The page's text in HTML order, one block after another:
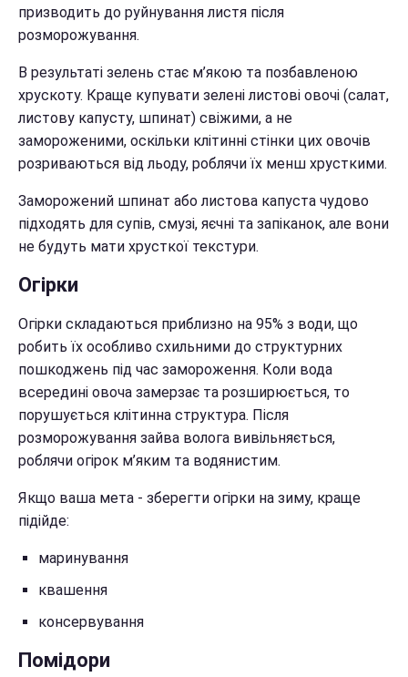
призводить до руйнування листя після
розморожування.
В результаті зелень стає м’якою та позбавленою
хрускоту. Краще купувати зелені листові овочі (салат,
листову капусту, шпинат) свіжими, а не
замороженими, оскільки клітинні стінки цих овочів
розриваються від льоду, роблячи їх менш хрусткими.
Заморожений шпинат або листова капуста чудово
підходять для супів, смузі, яєчні та запіканок, але вони
не будуть мати хрусткої текстури.
Огірки
Огірки складаються приблизно на 95% з води, що
робить їх особливо схильними до структурних
пошкоджень під час замороження. Коли вода
всередині овоча замерзає та розширюється, то
порушується клітинна структура. Після
розморожування зайва волога вивільняється,
роблячи огірок м’яким та водянистим.
Якщо ваша мета - зберегти огірки на зиму, краще
підійде:
маринування
квашення
консервування
Помідори